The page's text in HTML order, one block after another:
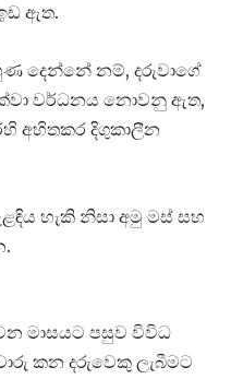
ඇත.
දෙන්නේ නම්, දරුවාගේ
වර්ධනය නොවනු ඇත,
අහිතකර දිගුකාලීන
හැකි නිසා අමු මස් සහ
මාසයට පසුව විවිධ
කන දරුවෙකු ලැබීමට